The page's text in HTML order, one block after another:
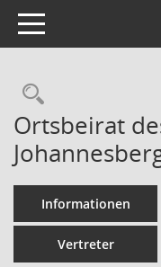
Toggle navigation
Ortsbeirat
Informationen
Vertreter